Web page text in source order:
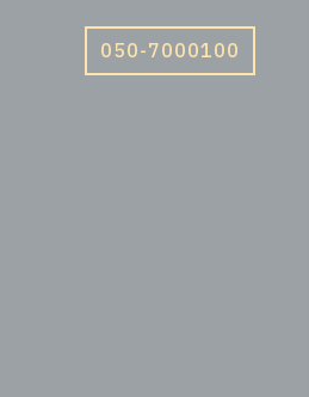
050-7000100